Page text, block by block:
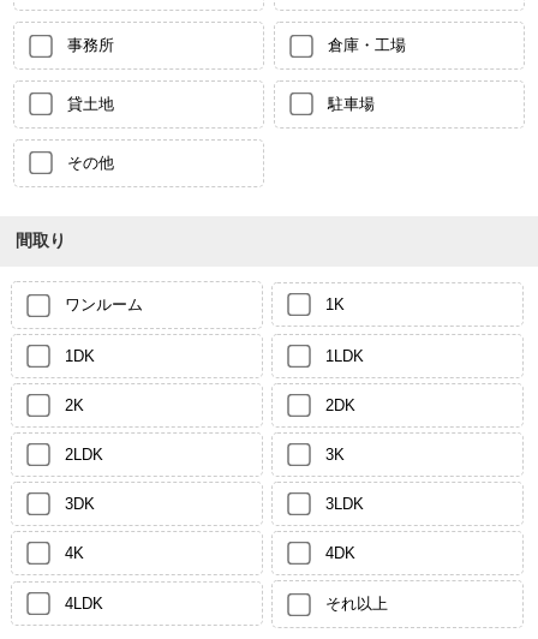
事務所 倉庫・工場
貸土地 駐車場
その他
間取り
ワンルーム 1K
1DK 1LDK
2K 2DK
2LDK 3K
3DK 3LDK
4K 4DK
4LDK それ以上